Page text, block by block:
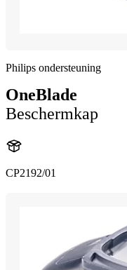
Philips ondersteuning
OneBlade
Beschermkap
CP2192/01